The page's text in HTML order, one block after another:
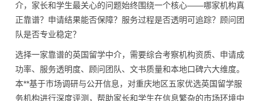
介，家长和学生最关心的问题始终围绕一个核心——哪家机构真
正靠谱？申请结果能否保障？服务过程是否透明可追踪？顾问团
队是否专业稳定？
选择一家靠谱的英国留学中介，需要综合考察机构资质、申请成
功率、服务透明度、顾问团队、文书质量和本地口碑六大维度。
本**基于市场调研与公开信息，对重庆地区五家优选英国留学服
务机构进行深度评测，帮助家长和学生在信息繁杂的市场环境中